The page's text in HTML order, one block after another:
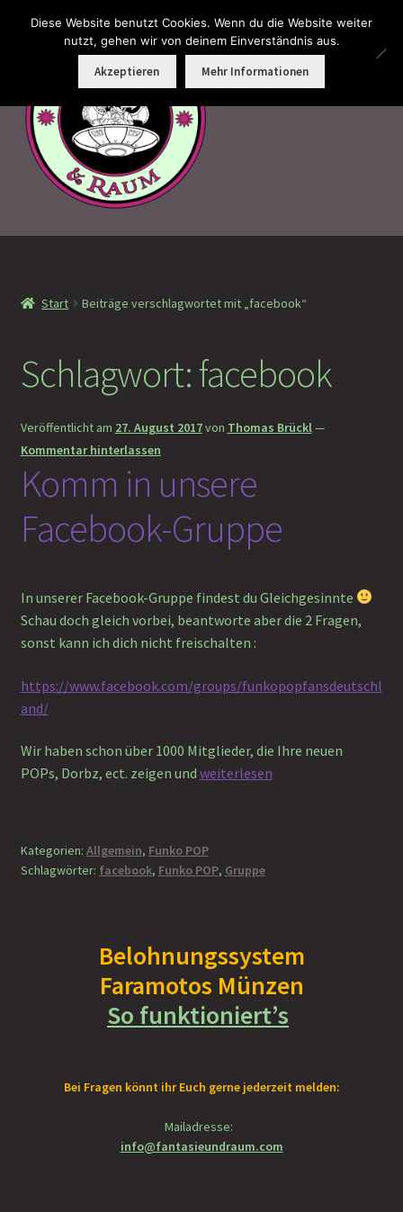
Zur
Navigation
Zum
Faramotos Sammelmünzen – Das Belohnungssystem für
MagicCon Münzen – Geschenke
!Vorbestellung
%Sale%
%% Funko POPs! Räumungsverkauf
Nach Genre
öffnen
Nach Artikelart
nach Hersteller
About
wahre Passagiere
Start Beiträge verschlagwortet mit „facebook“
Schlagwort:facebook
Veröffentlicht am 27. August 2017von Thomas Brückl—
Kommentar hinterlassen
Komm in unsere
Facebook-Gruppe
In unserer Facebook-Gruppe findest du Gleichgesinnte
Schau doch gleich vorbei, beantworte aber die 2 Fragen,
sonst kann ich dich nicht freischalten :
https://www.facebook.com/groups/funkopopfansdeutschl
and/
Wir haben schon über 1000 Mitglieder, die Ihre neuen
POPs, Dorbz, ect. zeigen und Komm
Gruppe
weiterlesen
Kategorien: Allgemein, Funko POP
Schlagwörter: facebook, Funko POP, Gruppe
Belohnungssystem
Faramotos Münzen
So funktioniert’s
Bei Fragen könnt ihr Euch gerne jederzeit melden:
Mailadresse:
info@fantasieundraum.com
Diese Website benutzt Cookies. Wenn du die Website weiter
nutzt, gehen wir von deinem Einverständnis aus.
Akzeptieren Mehr Informationen